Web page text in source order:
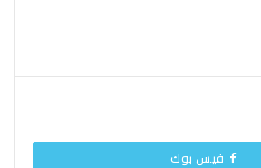
فيس بوك